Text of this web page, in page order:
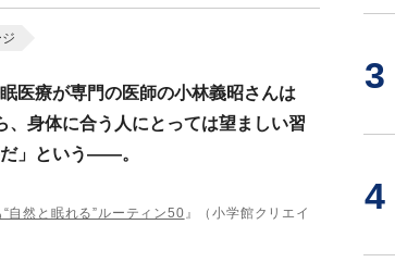
医療が専門の医師の小林義昭さんは
、身体に合う人にとっては望ましい習
」という――。
自然と眠れる”ルーティン50 』（小学館クリエイ